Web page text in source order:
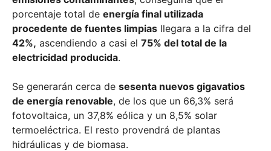
porcentaje total de energía final utilizada
procedente de fuentes limpias llegara a la cifra del
42%, ascendiendo a casi el 75% del total de la
electricidad producida.
Se generarán cerca de sesenta nuevos gigavatios
de energía renovable, de los que un 66,3% será
fotovoltaica, un 37,8% eólica y un 8,5% solar
termoeléctrica. El resto provendrá de plantas
hidráulicas y de biomasa.